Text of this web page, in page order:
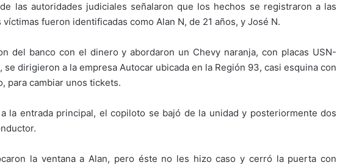
las autoridades judiciales señalaron que los hechos se registraron a las
víctimas fueron identificadas como Alan N, de 21 años, y José N.
del banco con el dinero y abordaron un Chevy naranja, con placas USN-
se dirigieron a la empresa Autocar ubicada en la Región 93, casi esquina con
para cambiar unos tickets.
la entrada principal, el copiloto se bajó de la unidad y posteriormente dos
la ventana a Alan, pero éste no les hizo caso y cerró la puerta con